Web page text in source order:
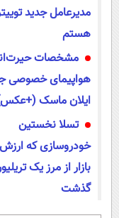
مدیرعامل جدید
هستم
مشخصات
هواپیمای خصوصی
ایلان ماسک
تسلا نخستین
خودروسازی که
بازار از مرز یک
گذشت